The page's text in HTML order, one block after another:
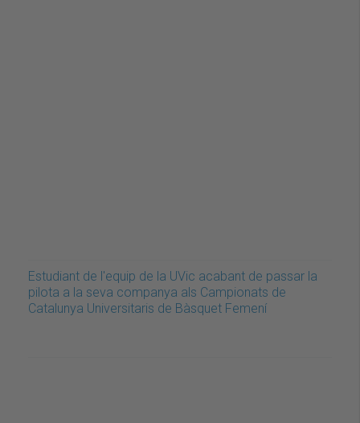
Estudiant de l'equip de la UVic acabant de passar la
pilota a la seva companya als Campionats de
Catalunya Universitaris de Bàsquet Femení